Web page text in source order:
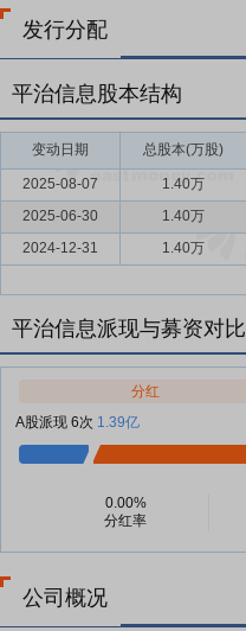
发行分配
平治信息股本结构
变动日期 总股本(万股)
2025-08-07 1.40万
2025-06-30
1.40万
2024-12-31
1.40万
平治信息派现与募资对比
分红
A股派现 6次 1.39亿
0.00%
分红率
公司概况